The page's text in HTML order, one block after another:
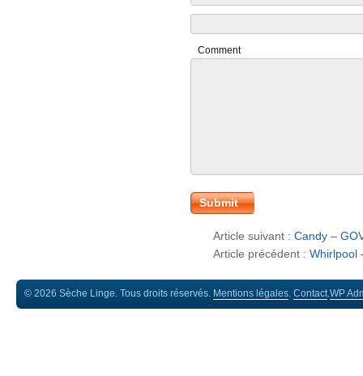
Comment
Article suivant : Candy –
Article précédent : Whirlpool
© 2026 Sèche Linge. Tous droits réservés. Mentions légales. Contact.WP